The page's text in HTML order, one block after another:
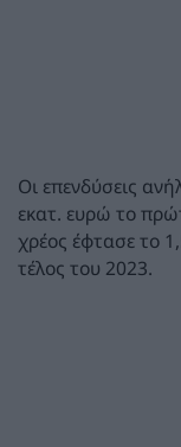
Οι επενδύσεις
εκατ. ευρώ το
χρέος έφτασε το
τέλος του 2023.